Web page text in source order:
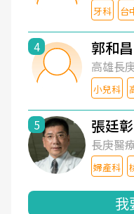
牙科 台
4 郭和
高雄長
小兒科
5 張廷
長庚醫
婦產科
我